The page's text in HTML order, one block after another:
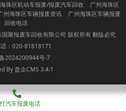
珠区机动车报废/报废汽车回收
广州海珠区
州海珠区车辆报废资讯
广州海珠区车辆报废
回收电话
聚报废车回收有限公司 版权所有 翻版必究
：020-81818171
2024200944号-7
By 盘企CMS 3.4.1
盘企CMS
汽车报废电话